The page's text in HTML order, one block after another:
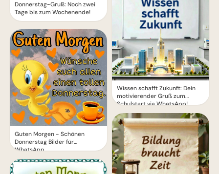
Donnerstag-Gruß: Noch zwei
Tage bis zum Wochenende!
Guten Morgen - Schönen
Donnerstag Bilder für
WhatsApp
Wissen schafft Zukunft: Dein
motivierender Gruß zum
Schulstart via WhatsApp!